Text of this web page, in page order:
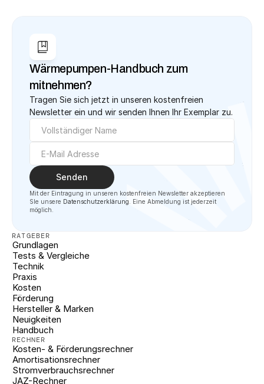
Wärmepumpen-Handbuch zum
mitnehmen?
Tragen Sie sich jetzt in unseren kostenfreien
Newsletter ein und wir senden Ihnen Ihr Exemplar zu.
Senden
Mit der Eintragung in unseren kostenfreien Newsletter akzeptieren
SIe unsere Datenschutzerklärung . Eine Abmeldung ist jederzeit
möglich.
RATGEBER
Grundlagen
Tests & Vergleiche
Technik
Praxis
Kosten
Förderung
Hersteller & Marken
Neuigkeiten
Handbuch
RECHNER
Kosten- & Förderungsrechner
Amortisationsrechner
Stromverbrauchsrechner
JAZ-Rechner